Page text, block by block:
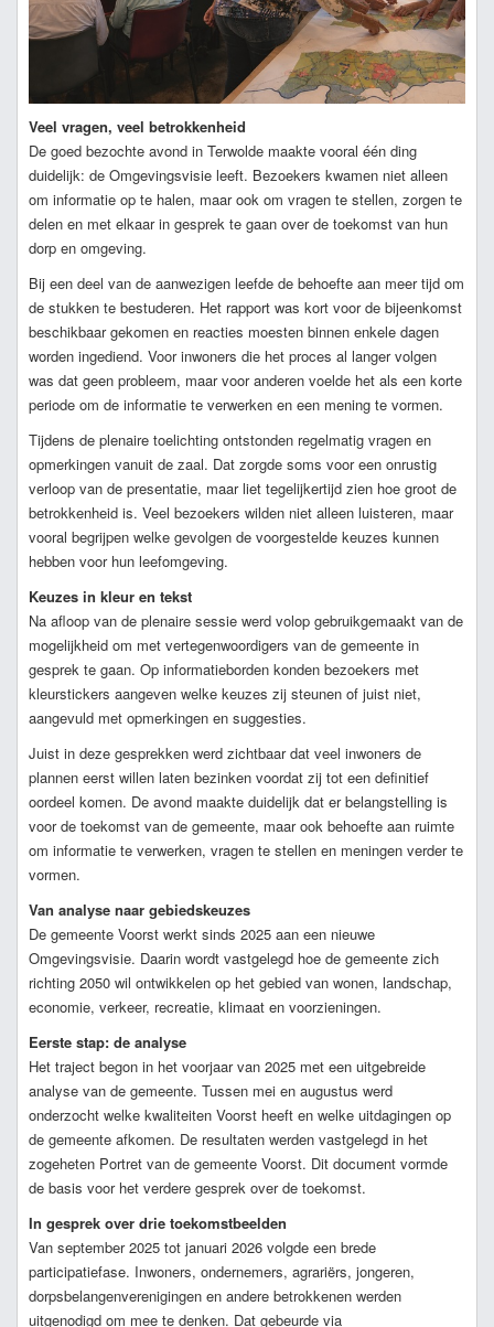
Veel vragen, veel betrokkenheid
De goed bezochte avond in Terwolde maakte vooral één ding
duidelijk: de Omgevingsvisie leeft. Bezoekers kwamen niet alleen
om informatie op te halen, maar ook om vragen te stellen, zorgen te
delen en met elkaar in gesprek te gaan over de toekomst van hun
dorp en omgeving.
Bij een deel van de aanwezigen leefde de behoefte aan meer tijd om
de stukken te bestuderen. Het rapport was kort voor de bijeenkomst
beschikbaar gekomen en reacties moesten binnen enkele dagen
worden ingediend. Voor inwoners die het proces al langer volgen
was dat geen probleem, maar voor anderen voelde het als een korte
periode om de informatie te verwerken en een mening te vormen.
Tijdens de plenaire toelichting ontstonden regelmatig vragen en
opmerkingen vanuit de zaal. Dat zorgde soms voor een onrustig
verloop van de presentatie, maar liet tegelijkertijd zien hoe groot de
betrokkenheid is. Veel bezoekers wilden niet alleen luisteren, maar
vooral begrijpen welke gevolgen de voorgestelde keuzes kunnen
hebben voor hun leefomgeving.
Keuzes in kleur en tekst
Na afloop van de plenaire sessie werd volop gebruikgemaakt van de
mogelijkheid om met vertegenwoordigers van de gemeente in
gesprek te gaan. Op informatieborden konden bezoekers met
kleurstickers aangeven welke keuzes zij steunen of juist niet,
aangevuld met opmerkingen en suggesties.
Juist in deze gesprekken werd zichtbaar dat veel inwoners de
plannen eerst willen laten bezinken voordat zij tot een definitief
oordeel komen. De avond maakte duidelijk dat er belangstelling is
voor de toekomst van de gemeente, maar ook behoefte aan ruimte
om informatie te verwerken, vragen te stellen en meningen verder te
vormen.
Van analyse naar gebiedskeuzes
De gemeente Voorst werkt sinds 2025 aan een nieuwe
Omgevingsvisie. Daarin wordt vastgelegd hoe de gemeente zich
richting 2050 wil ontwikkelen op het gebied van wonen, landschap,
economie, verkeer, recreatie, klimaat en voorzieningen.
Eerste stap: de analyse
Het traject begon in het voorjaar van 2025 met een uitgebreide
analyse van de gemeente. Tussen mei en augustus werd
onderzocht welke kwaliteiten Voorst heeft en welke uitdagingen op
de gemeente afkomen. De resultaten werden vastgelegd in het
zogeheten Portret van de gemeente Voorst. Dit document vormde
de basis voor het verdere gesprek over de toekomst.
In gesprek over drie toekomstbeelden
Van september 2025 tot januari 2026 volgde een brede
participatiefase. Inwoners, ondernemers, agrariërs, jongeren,
dorpsbelangenverenigingen en andere betrokkenen werden
uitgenodigd om mee te denken. Dat gebeurde via